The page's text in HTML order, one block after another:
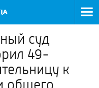
суд
49-
к